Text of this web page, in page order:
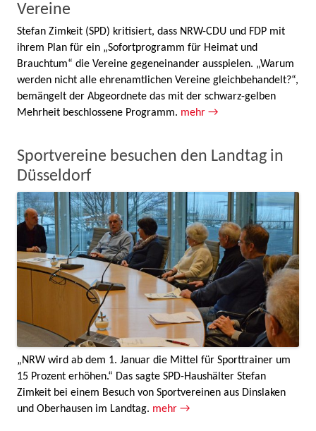
Vereine
Stefan Zimkeit (SPD) kritisiert, dass NRW-CDU und FDP mit
ihrem Plan für ein „Sofortprogramm für Heimat und
Brauchtum“ die Vereine gegeneinander ausspielen. „Warum
werden nicht alle ehrenamtlichen Vereine gleichbehandelt?“,
bemängelt der Abgeordnete das mit der schwarz-gelben
Mehrheit beschlossene Programm. mehr →
Sportvereine besuchen den Landtag in
Düsseldorf
„NRW wird ab dem 1. Januar die Mittel für Sporttrainer um
15 Prozent erhöhen.“ Das sagte SPD-Haushälter Stefan
Zimkeit bei einem Besuch von Sportvereinen aus Dinslaken
und Oberhausen im Landtag. mehr →